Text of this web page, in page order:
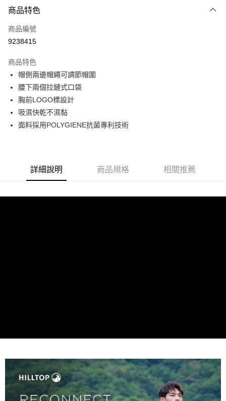
信用卡一次付款
LINE Pay
悠遊付
Google Pay
運送方式
宅配(離島)
商品特色
商品編號
9238415
商品特色
帽側兩邊帽繩可調節帽圍
腰下兩個拉鏈式口袋
胸前LOGO標設計
吸濕快乾不濕黏
面料採用POLYGIENE抗菌專利技術
詳細說明 商品規格 相關推薦